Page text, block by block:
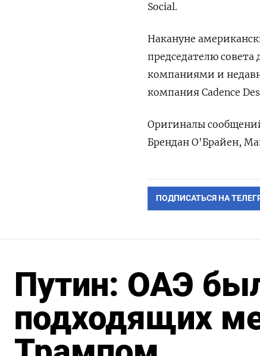
Social.
Накануне
председателю
компаниями и
компания Cadence
Оригиналы
Брендан О'Брайен,
ПОДПИСАТЬСЯ НА
Путин: ОАЭ
подходящих